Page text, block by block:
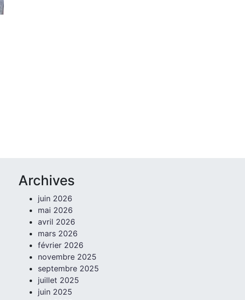
Archives
juin 2026
mai 2026
avril 2026
mars 2026
février 2026
novembre 2025
septembre 2025
juillet 2025
juin 2025